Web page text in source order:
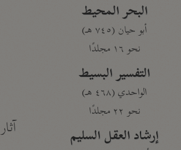
البحر المحيط
أبو حيان (٧٤٥ هـ)
نحو ١٦ مجلدًا
التفسير البسيط
الواحدي (٤٦٨ هـ)
نحو ٢٢ مجلدًا
إرشاد العقل السليم آثار